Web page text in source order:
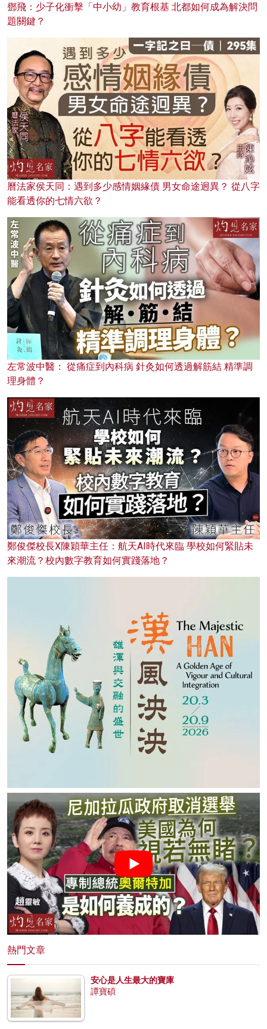
鄧飛：少子化衝擊「中小幼」教育根基 北都如何成為解決問
題關鍵？
曆法家侯天同：遇到多少感情姻緣債 男女命途迥異？ 從八字
能看透你的七情六欲？
左常波中醫： 從痛症到內科病 針灸如何透過解筋結 精準調
理身體？
鄭俊傑校長X陳穎華主任：航天AI時代來臨 學校如何緊貼未
來潮流？校內數字教育如何實踐落地？
熱門文章
安心是人生最大的寶庫
譚寶碩